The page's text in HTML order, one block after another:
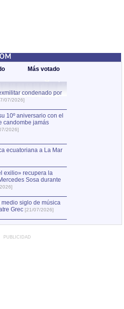
Más votado
condenado por
07/2026]
10º aniversario con el
candombe jamás
2026]
ecuatoriana a La Mar
exilio» recupera la
Sosa durante
siglo de música
Grec [21/07/2026]
PUBLICIDAD